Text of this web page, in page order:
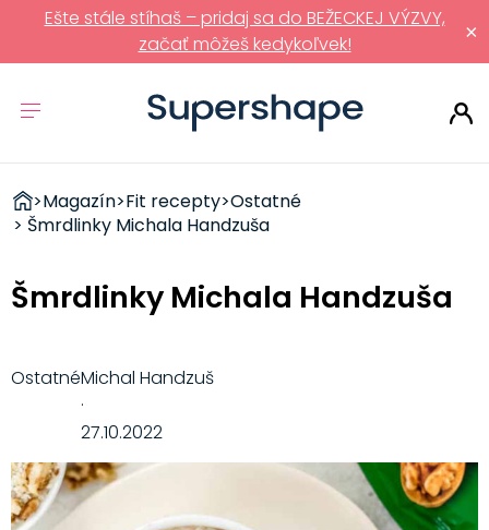
×
Ešte stále stíhaš – pridaj sa do BEŽECKEJ VÝZVY,
začať môžeš kedykoľvek!
ZDRAVÉ
RÝCHLOVKY
>Magazín>Fit recepty>Ostatné
> Šmrdlinky Michala Handzuša
Šmrdlinky Michala Handzuša
OstatnéMichal Handzuš
·
27.10.2022